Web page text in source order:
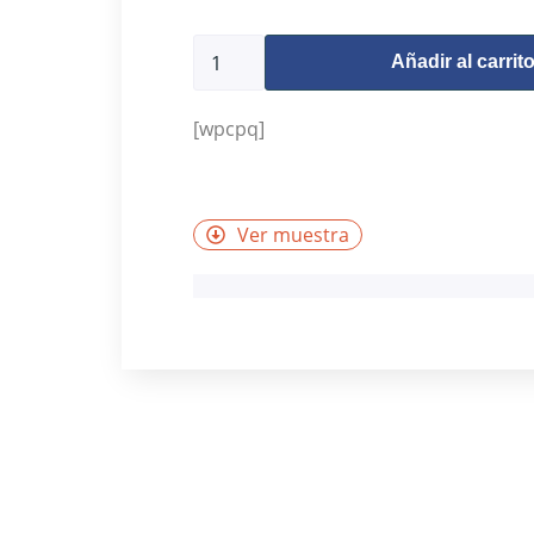
Añadir al carrito
[wpcpq]
Ver muestra